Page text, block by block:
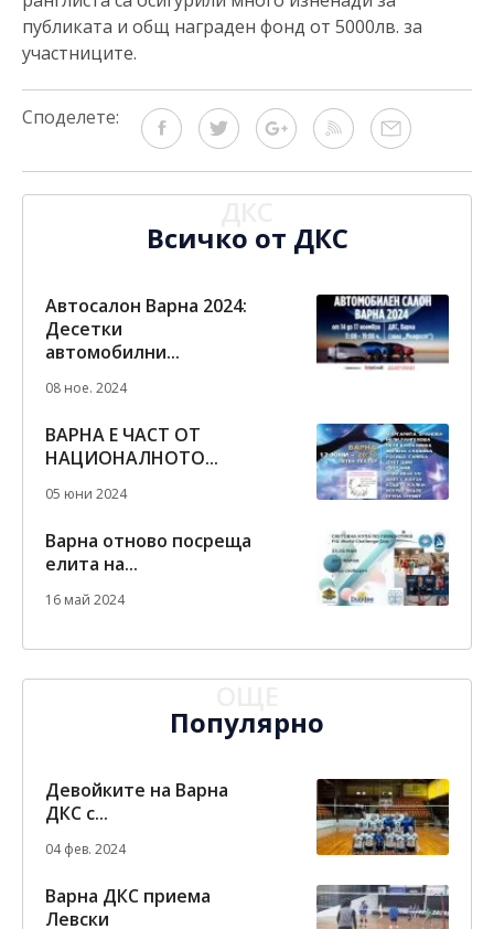
публиката и общ награден фонд от 5000лв. за
участниците.
Споделете:
Всичко от ДКС
Автосалон Варна 2024:
Десетки
автомобилни...
08 ное. 2024
ВАРНА Е ЧАСТ ОТ
НАЦИОНАЛНОТО...
05 юни 2024
Варна отново посреща
елита на...
16 май 2024
Популярно
Девойките на Варна
ДКС с...
04 фев. 2024
Варна ДКС приема
Левски